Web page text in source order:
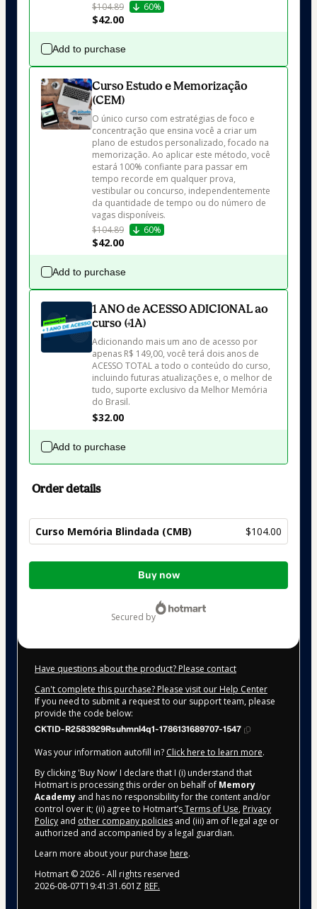
$104.89
60%
$42.00
Add to purchase
Curso Estudo e Memorização
(CEM)
O único curso com estratégias de foco e
concentração que ensina você a criar um
plano de estudos personalizado, focado na
memorização. Ao aplicar este método, você
estará 100% confiante para passar em
tempo recorde em qualquer prova,
vestibular ou concurso, independentemente
da quantidade de tempo ou do número de
vagas disponíveis.
$104.89
60%
$42.00
Add to purchase
1 ANO de ACESSO ADICIONAL ao
curso (+1A)
Adicionando mais um ano de acesso por
apenas R$ 149,00, você terá dois anos de
ACESSO TOTAL a todo o conteúdo do curso,
incluindo futuras atualizações e, o melhor de
tudo, suporte exclusivo da Melhor Memória
do Brasil.
$32.00
Add to purchase
Order details
Curso Memória Blindada (CMB) $104.00
Total
Buy now
secured by
Have questions about the product? Please contact
Can't complete this purchase? Please visit our Help Center
If you need to submit a request to our support team, please
provide the code below:
CKTID-R2583929Rsuhmnl4q1-1786131689707-1547
Was your information autofill in? Click here to learn more.
By clicking 'Buy Now' I declare that I (i) understand that
Hotmart is processing this order on behalf of Memory
Academy and has no responsibility for the content and/or
control over it; (ii) agree to Hotmart’sTerms of Use, Privacy
Policy and other company policies and (iii) am of legal age or
authorized and accompanied by a legal guardian.
Learn more about your purchase here.
Hotmart ©2026- All rights reserved
2026-08-07T19:41:31.601Z REF.